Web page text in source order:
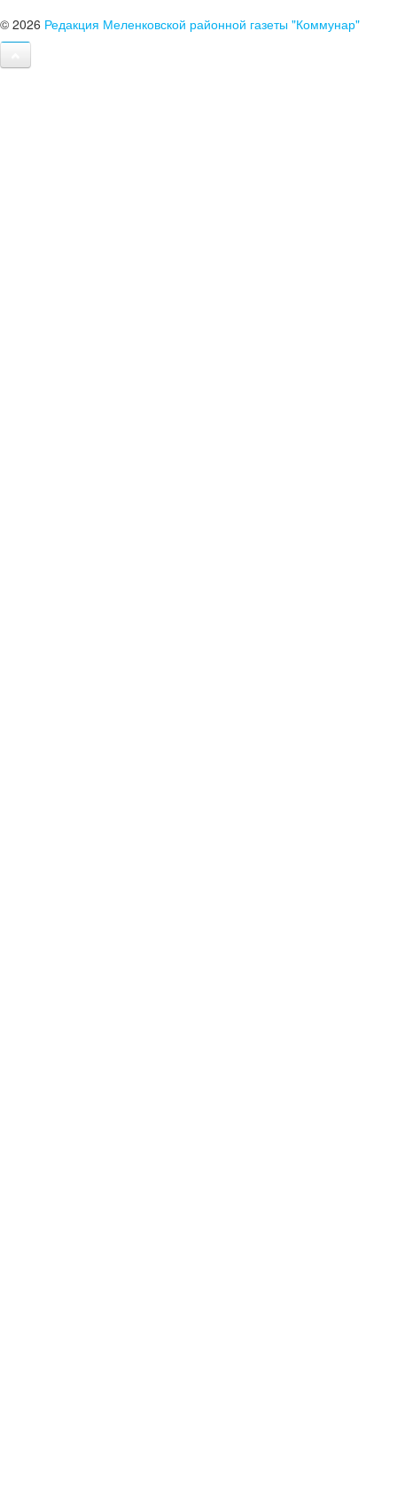
© 2026 Редакция Меленковской районной газеты "Коммунар"